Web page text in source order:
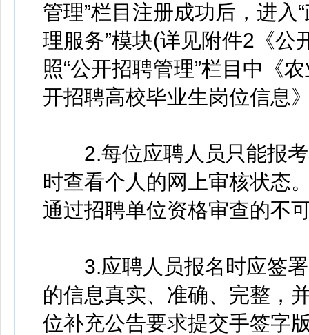
管理”栏目注册成功后，进
理服务”模块(详见附件2《公
照“公开招聘管理”栏目中《
开招聘高校毕业生岗位信息
2.每位应聘人员只能报考
时查看个人的网上审核状态
通过招聘单位资格审查的不
3.应聘人员报名时应签署
的信息真实、准确、完整，
位补充公告要求提交手签字